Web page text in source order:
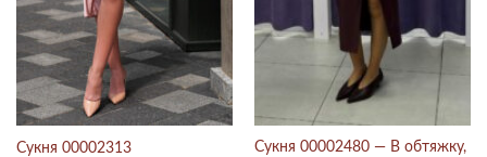
Сукня 00002313
Сукня 00002480 — В обтяжку,